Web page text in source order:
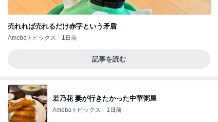
売れれば売れるだけ赤字という矛盾
Amebaトピックス 1日前
記事を読む
若乃花 妻が行きたかった中華粥屋
Amebaトピックス 1日前